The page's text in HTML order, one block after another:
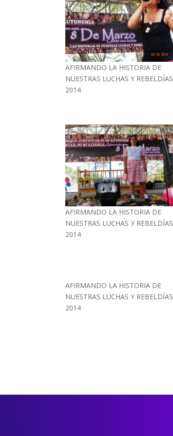
AFIRMANDO LA HISTORIA DE
NUESTRAS LUCHAS Y REBELDÍAS
2014
AFIRMANDO LA HISTORIA DE
NUESTRAS LUCHAS Y REBELDÍAS
2014
AFIRMANDO LA HISTORIA DE
NUESTRAS LUCHAS Y REBELDÍAS
2014